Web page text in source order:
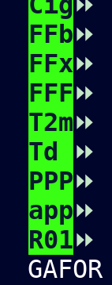
FFb⏩
FFx⏩
FFF⏩
T2m⏩
Td
⏩
PPP⏩
app⏩
R01⏩
GAFOR